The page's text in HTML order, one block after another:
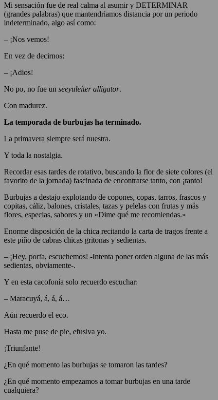
Mi sensación fue de real calma al asumir y DETERMINAR
(grandes palabras) que mantendríamos distancia por un periodo
indeterminado, algo así como:
– ¡Nos vemos!
En vez de decirnos:
– ¡Adios!
No po, no fue un seeyuleiter alligator.
Con madurez.
La temporada de burbujas ha terminado.
La primavera siempre será nuestra.
Y toda la nostalgia.
Recordar esas tardes de rotativo, buscando la flor de siete colores (el
favorito de la jornada) fascinada de encontrarse tanto, con ¡tanto!
Burbujas a destajo explotando de copones, copas, tarros, frascos y
copitas, cáliz, balones, cristales, tazas y pelelas con frutas y más
flores, especias, sabores y un «Dime qué me recomiendas.»
Enorme disposición de la chica recitando la carta de tragos frente a
este piño de cabras chicas gritonas y sedientas.
– ¡Hey, porfa, escuchemos! -Intenta poner orden alguna de las más
sedientas, obviamente-.
Y en esta cacofonía solo recuerdo escuchar:
– Maracuyá, á, á, á…
Aún recuerdo el eco.
Hasta me puse de pie, efusiva yo.
¡Triunfante!
¿En qué momento las burbujas se tomaron las tardes?
¿En qué momento empezamos a tomar burbujas en una tarde
cualquiera?